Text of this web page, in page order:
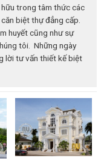
hữu trong tâm thức các
biệt thự đẳng cấp.
huyết cũng như sự
tôi. Những ngày
lời tư vấn thiết kế biệt